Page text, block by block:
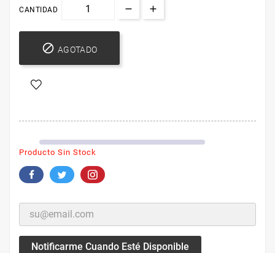
CANTIDAD
 AGOTADO
Producto Sin Stock
Notificarme Cuando Esté Disponible